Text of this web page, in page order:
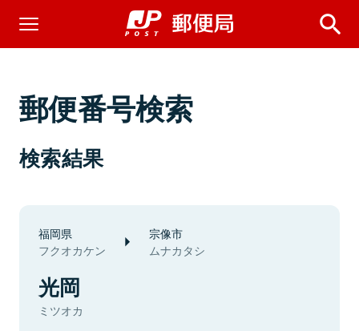
郵便番号検索
検索結果
福岡県
フクオカケン
宗像市
ムナカタシ
光岡
ミツオカ